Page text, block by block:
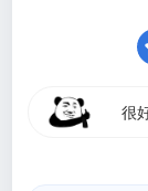
很